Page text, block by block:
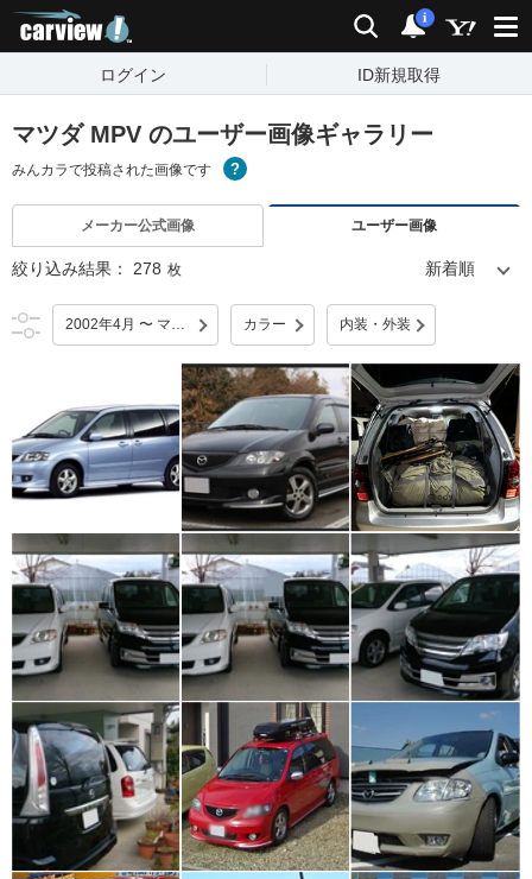
検索 通知
i
ログイン ID新規取得
マツダ MPV のユーザー画像ギャラリー
みんカラで投稿された画像です
メーカー公式画像 ユーザー画像
絞り込み結果： 278 枚
2002年4月 〜 マイナーチェンジ カラー 内装・外装